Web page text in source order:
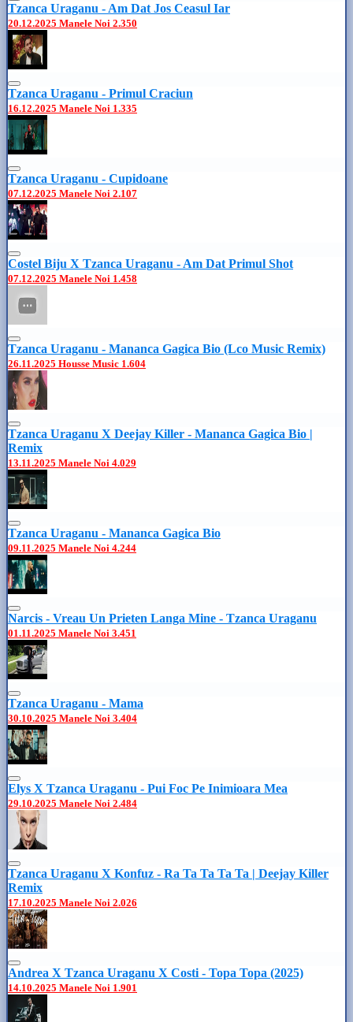
Tzanca Uraganu - Am Dat Jos Ceasul Iar
20.12.2025 Manele Noi 2.350
Tzanca Uraganu - Primul Craciun
16.12.2025 Manele Noi 1.335
Tzanca Uraganu - Cupidoane
07.12.2025 Manele Noi 2.107
Costel Biju X Tzanca Uraganu - Am Dat Primul Shot
07.12.2025 Manele Noi 1.458
Tzanca Uraganu - Mananca Gagica Bio (Lco Music Remix)
26.11.2025 Housse Music 1.604
Tzanca Uraganu X Deejay Killer - Mananca Gagica Bio |
Remix
13.11.2025 Manele Noi 4.029
Tzanca Uraganu - Mananca Gagica Bio
09.11.2025 Manele Noi 4.244
Narcis - Vreau Un Prieten Langa Mine - Tzanca Uraganu
01.11.2025 Manele Noi 3.451
Tzanca Uraganu - Mama
30.10.2025 Manele Noi 3.404
Elys X Tzanca Uraganu - Pui Foc Pe Inimioara Mea
29.10.2025 Manele Noi 2.484
Tzanca Uraganu X Konfuz - Ra Ta Ta Ta Ta | Deejay Killer
Remix
17.10.2025 Manele Noi 2.026
Andrea X Tzanca Uraganu X Costi - Topa Topa (2025)
14.10.2025 Manele Noi 1.901